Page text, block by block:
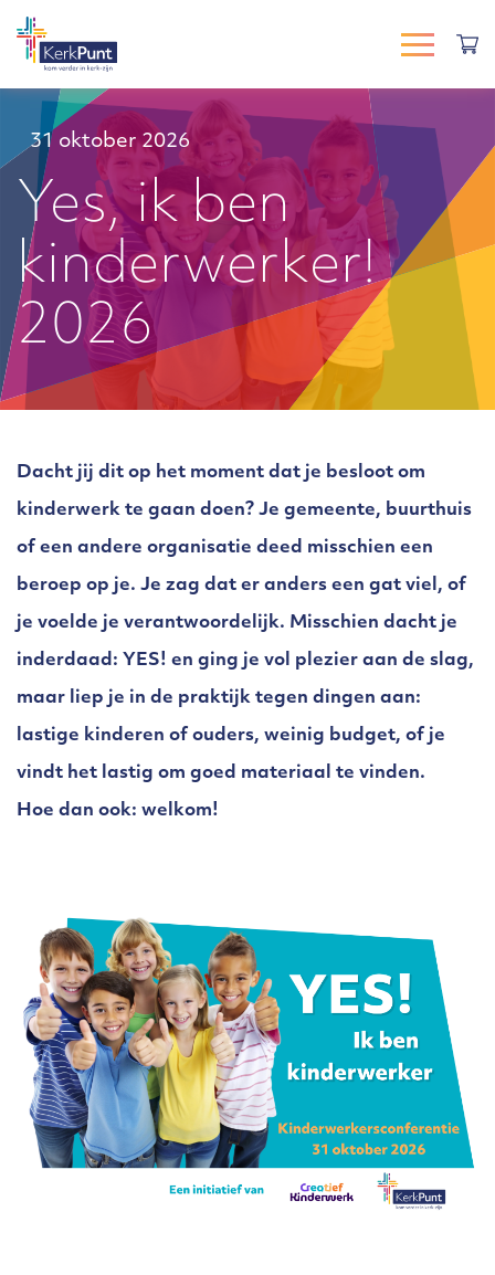
31 oktober 2026
Yes, ik ben
kinderwerker!
2026
Dacht jij dit op het moment dat je besloot om
kinderwerk te gaan doen? Je gemeente, buurthuis
of een andere organisatie deed misschien een
beroep op je. Je zag dat er anders een gat viel, of
je voelde je verantwoordelijk. Misschien dacht je
inderdaad: YES! en ging je vol plezier aan de slag,
maar liep je in de praktijk tegen dingen aan:
lastige kinderen of ouders, weinig budget, of je
vindt het lastig om goed materiaal te vinden.
Hoe dan ook: welkom!